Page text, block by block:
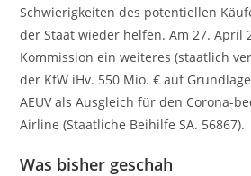
Schwierigkeiten des potentiellen
der Staat wieder helfen. Am 27. April
Kommission ein weiteres (staatlich
der KfW iHv. 550 Mio. € auf
AEUV als Ausgleich für den Corona-
Airline (Staatliche Beihilfe SA. 56867).
Was bisher geschah